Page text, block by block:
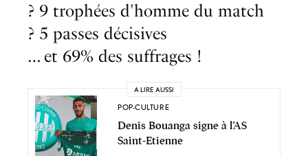
? 9 trophées d'homme du match
? 5 passes décisives
… et 69% des suffrages !
A LIRE AUSSI
POP-CULTURE
Denis Bouanga signe à l’AS
Saint-Etienne